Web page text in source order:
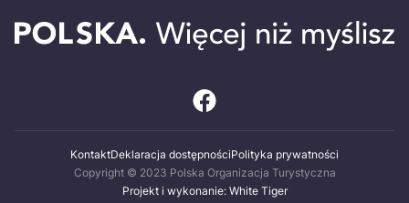
KontaktDeklaracja dostępnościPolityka prywatności
Copyright © 2023 Polska Organizacja Turystyczna
Projekt i wykonanie: White Tiger